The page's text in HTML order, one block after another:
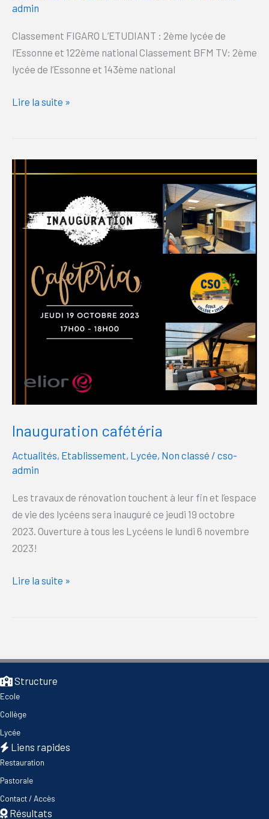
admin
Classement FIGARO L’ETUDIANT : 2ème lycée de
l’Essonne et 122ème national Classement BFM TV: 2ème
lycée de l’Essonne et 143ème national
Lire la suite »
Inauguration cafétéria
Actualités, Etablissement, Lycée, Non classé / cso-
admin
Les travaux de rénovation touchent à leur fin et l’espace
de vie des lycéens sera inauguré ce jeudi 19 octobre
2023. Ouverture à tous les Lycéens le lundi 6 novembre
2023!
Lire la suite »
Structure
Ecole
Collège
Lycée
Liens rapides
Restauration
Pastorale
Contact / Accès
Résultats